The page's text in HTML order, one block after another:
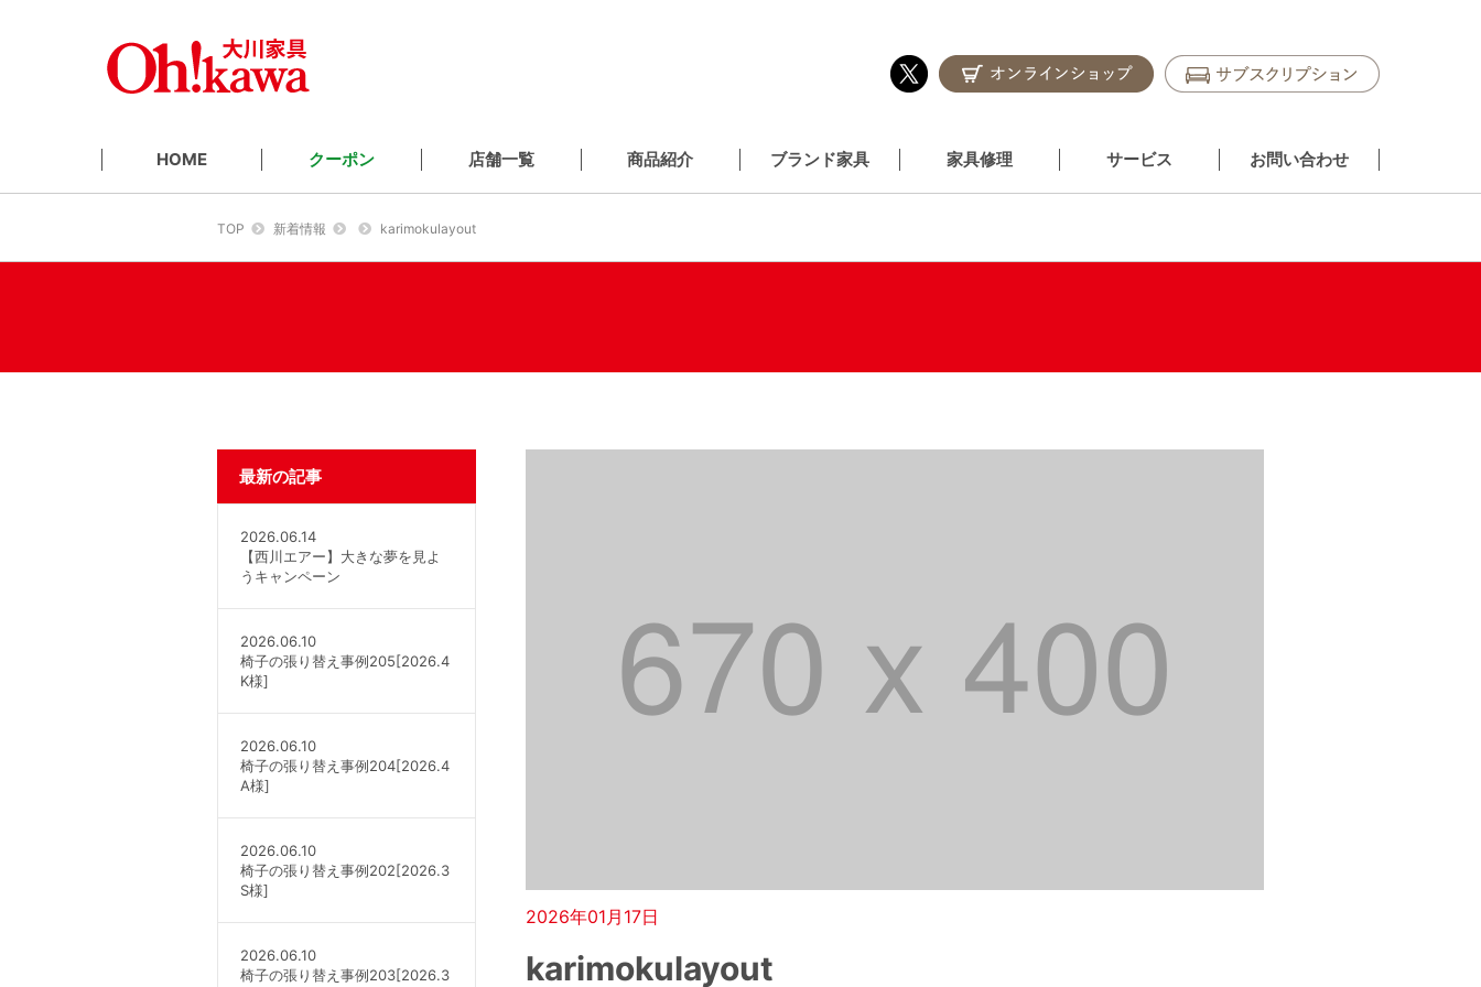
HOME クーポン 店舗一覧 商品紹介 ブランド家具 家具修理 サービス お問い合わせ
TOP 新着情報 karimokulayout
2026年01月17日
karimokulayout
最新の記事
2026.06.14
【西川エアー】大きな夢を見よ
うキャンペーン
2026.06.10
椅子の張り替え事例205[2026.4
K様]
2026.06.10
椅子の張り替え事例204[2026.4
A様]
2026.06.10
椅子の張り替え事例202[2026.3
S様]
2026.06.10
椅子の張り替え事例203[2026.3